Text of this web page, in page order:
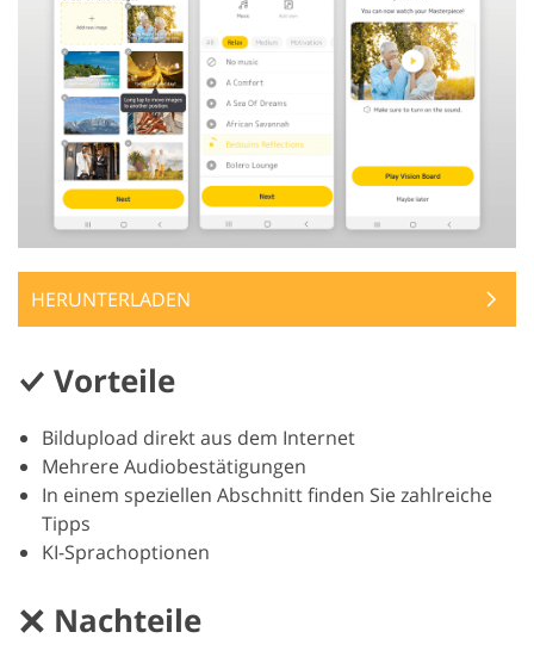
HERUNTERLADEN
Vorteile
Bildupload direkt aus dem Internet
Mehrere Audiobestätigungen
In einem speziellen Abschnitt finden Sie zahlreiche
Tipps
KI-Sprachoptionen
Nachteile